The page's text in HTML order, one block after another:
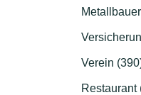
Verein
Restaurant